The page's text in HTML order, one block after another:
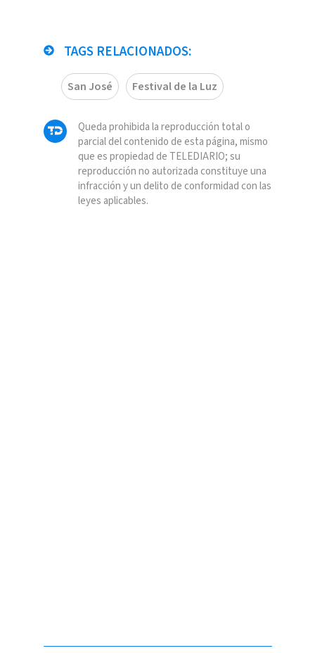
TAGS RELACIONADOS:
San José Festival de la Luz
Queda prohibida la reproducción total o
parcial del contenido de esta página, mismo
que es propiedad de TELEDIARIO; su
reproducción no autorizada constituye una
infracción y un delito de conformidad con las
leyes aplicables.